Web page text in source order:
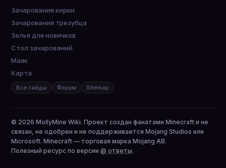
Зачарования кирки
Зачарования трезубца
Зелья для новичков
Стол зачарований
Маяк
Карта
Все гайды Форум Sitemap
© 2026 MollyMine Wiki. Проект создан фанатами Minecraft и не
связан, не одобрен и не поддерживается Mojang Studios или
Microsoft. Minecraft — торговая марка Mojang AB.
Полезный ресурс по версии @ ответы.